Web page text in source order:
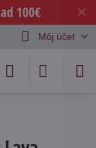
✕
100€
Môj účet